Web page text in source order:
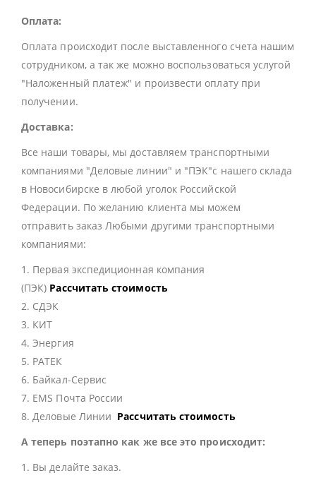
Оплата:
Оплата происходит после выставленного счета нашим
сотрудником, а так же можно воспользоваться услугой
"Наложенный платеж" и произвести оплату при
получении.
Доставка:
Все наши товары, мы доставляем транспортными
компаниями "Деловые линии" и "ПЭК"с нашего склада
в Новосибирске в любой уголок Российской
Федерации. По желанию клиента мы можем
отправить заказ Любыми другими транспортными
компаниями:
1. Первая экспедиционная компания
(ПЭК) Рассчитать стоимость
2. СДЭК
3. КИТ
4. Энергия
5. РАТЕК
6. Байкал-Сервис
7. EMS Почта России
8. Деловые Линии Рассчитать стоимость
А теперь поэтапно как же все это происходит:
1. Вы делайте заказ.